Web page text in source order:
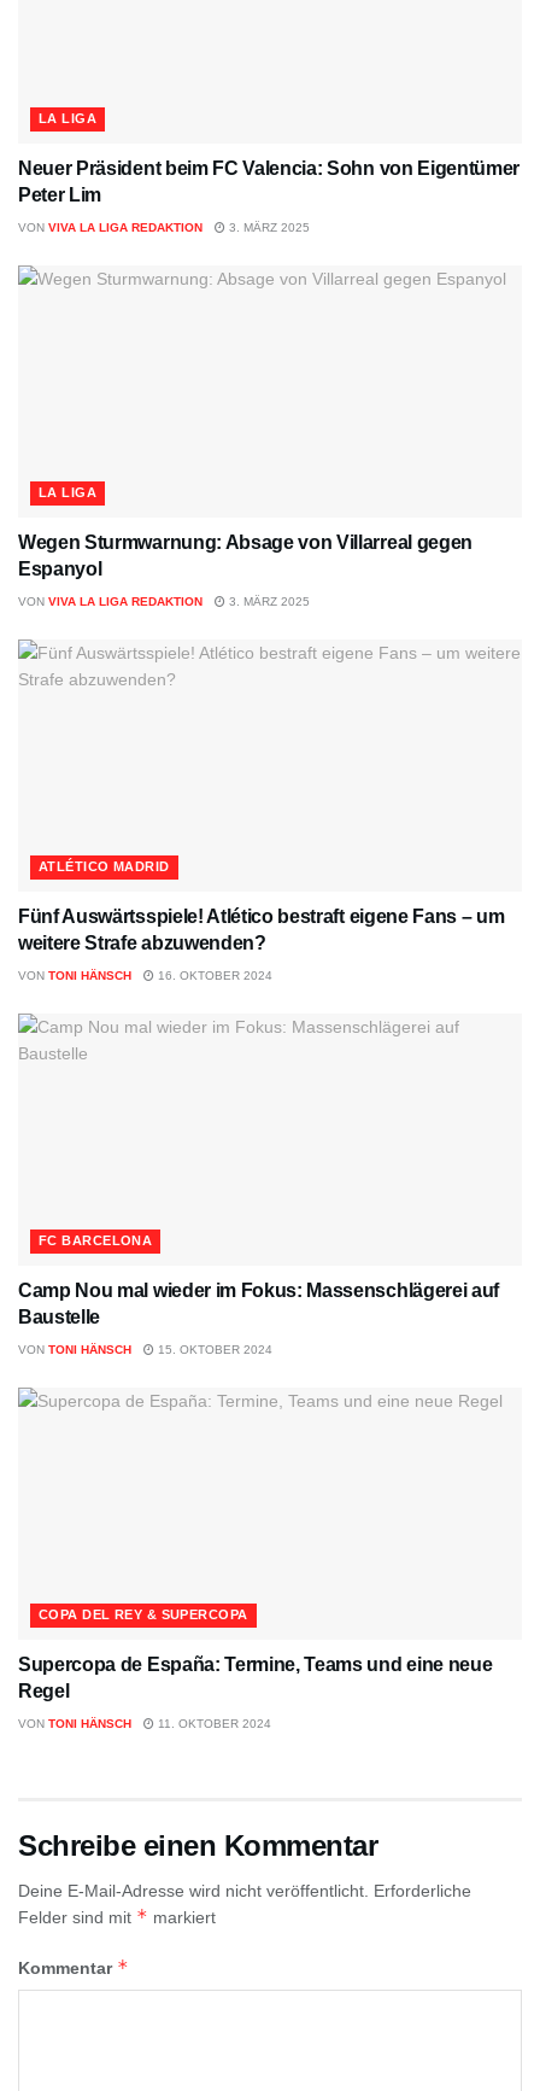
LA LIGA
Neuer Präsident beim FC Valencia: Sohn von Eigentümer
Peter Lim
VON VIVA LA LIGA REDAKTION 3. MÄRZ 2025
LA LIGA
Wegen Sturmwarnung: Absage von Villarreal gegen
Espanyol
VON VIVA LA LIGA REDAKTION 3. MÄRZ 2025
ATLÉTICO MADRID
Fünf Auswärtsspiele! Atlético bestraft eigene Fans – um
weitere Strafe abzuwenden?
VON TONI HÄNSCH 16. OKTOBER 2024
FC BARCELONA
Camp Nou mal wieder im Fokus: Massenschlägerei auf
Baustelle
VON TONI HÄNSCH 15. OKTOBER 2024
COPA DEL REY & SUPERCOPA
Supercopa de España: Termine, Teams und eine neue
Regel
VON TONI HÄNSCH 11. OKTOBER 2024
Schreibe einen Kommentar
Deine E-Mail-Adresse wird nicht veröffentlicht. Erforderliche
Felder sind mit * markiert
Kommentar *